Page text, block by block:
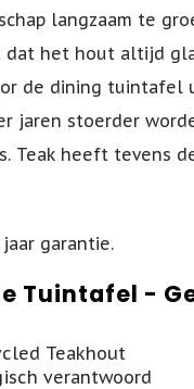
langzaam te
dat het hout altijd
de dining tuintafel
jaren stoerder
Teak heeft tevens
garantie.
Tuintafel -
Teakhout
verantwoord